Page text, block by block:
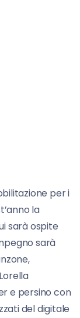
per i
la
sarà ospite
sarà
e persino con
del digitale